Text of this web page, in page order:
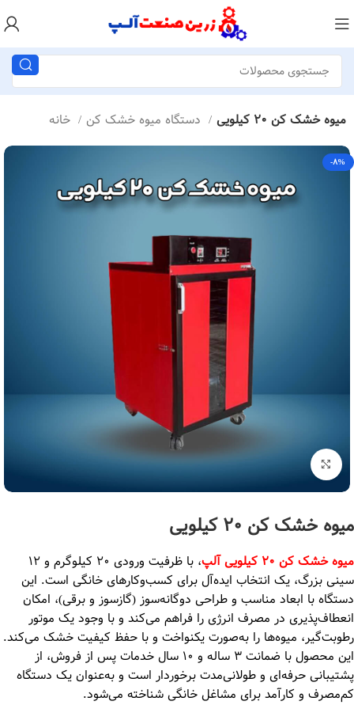
خانه میوه خشک کن 20 کیلویی
-8%
بزرگنمایی تصویر
میوه خشک کن 20 کیلویی
میوه خشک کن 20 کیلویی آلپ
، با ظرفیت ورودی 20 کیلوگرم و 12
سینی بزرگ، یک انتخاب ایده‌آل برای کسب‌وکارهای خانگی است. این
دستگاه با ابعاد مناسب و طراحی دوگانه‌سوز (گازسوز و برقی)، امکان
انعطاف‌پذیری در مصرف انرژی را فراهم می‌کند و با وجود یک موتور
رطوبت‌گیر، میوه‌ها را به‌صورت یکنواخت و با حفظ کیفیت خشک می‌کند.
این محصول با ضمانت 3 ساله و 10 سال خدمات پس از فروش، از
پشتیبانی حرفه‌ای و طولانی‌مدت برخوردار است و به‌عنوان یک دستگاه
کم‌مصرف و کارآمد برای مشاغل خانگی شناخته می‌شود.